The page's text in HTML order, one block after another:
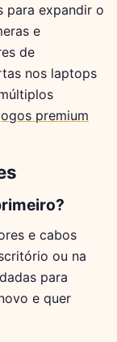
para expandir o
e
de
nos laptops
premium
e cabos
ou na
para
e quer